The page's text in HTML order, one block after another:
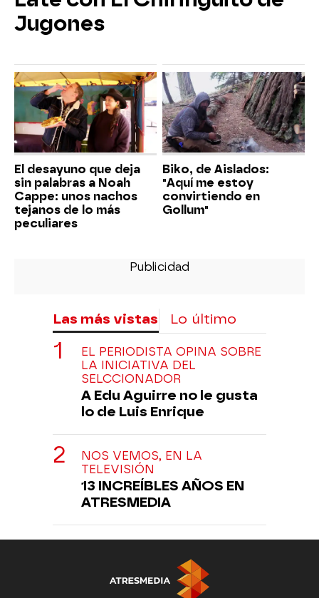
Jugones
El desayuno que deja
sin palabras a Noah
Cappe: unos nachos
tejanos de lo más
peculiares
Biko, de Aislados:
"Aquí me estoy
convirtiendo en
Gollum"
Las más vistas Lo último
EL PERIODISTA OPINA SOBRE
LA INICIATIVA DEL
SELCCIONADOR
A Edu Aguirre no le gusta
lo de Luis Enrique
NOS VEMOS, EN LA
TELEVISIÓN
13 INCREÍBLES AÑOS EN
ATRESMEDIA